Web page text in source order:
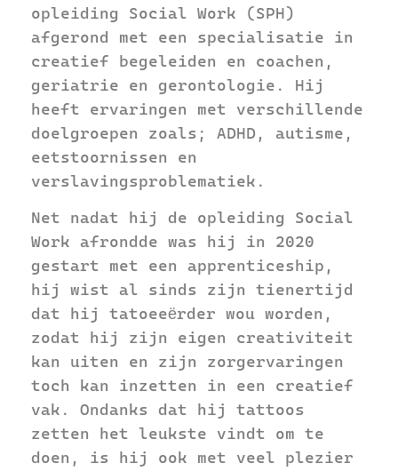
opleiding Social Work (SPH)
afgerond met een specialisatie in
creatief begeleiden en coachen,
geriatrie en gerontologie. Hij
heeft ervaringen met verschillende
doelgroepen zoals; ADHD, autisme,
eetstoornissen en
verslavingsproblematiek.
Net nadat hij de opleiding Social
Work afrondde was hij in 2020
gestart met een apprenticeship,
hij wist al sinds zijn tienertijd
dat hij tatoeeërder wou worden,
zodat hij zijn eigen creativiteit
kan uiten en zijn zorgervaringen
toch kan inzetten in een creatief
vak. Ondanks dat hij tattoos
zetten het leukste vindt om te
doen, is hij ook met veel plezier